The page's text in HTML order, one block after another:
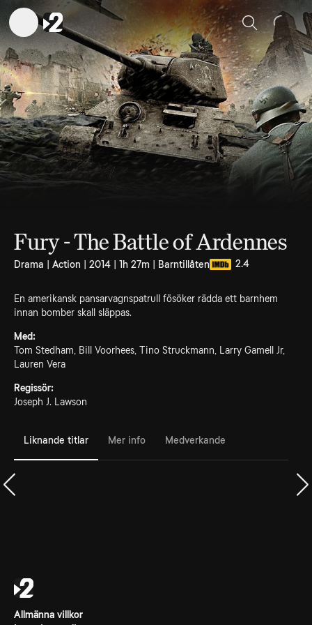
Sök
Fury - The Battle of Ardennes
Drama | Action | 2014 | 1h 27m | Barntillåten 2.4
En amerikansk pansarvagnspatrull fösöker rädda ett barnhem
innan bomber skall släppas.
Med:
Tom Stedham, Bill Voorhees, Tino Struckmann, Larry Gamell Jr,
Lauren Vera
Regissör:
Joseph J. Lawson
Liknande titlar Mer info Medverkande
Allmänna villkor